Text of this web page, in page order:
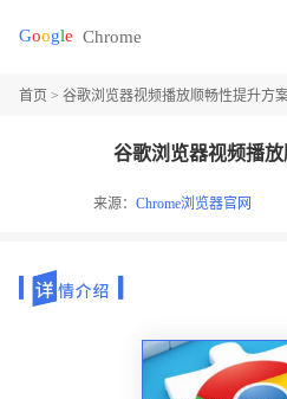
首页 > 谷歌浏览器视频播放顺畅性提升方
谷歌浏览器视频播
来源：Chrome浏览器官网